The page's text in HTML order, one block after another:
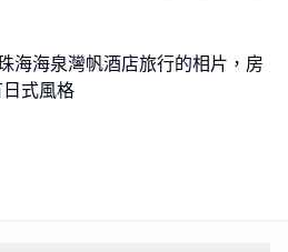
海海泉灣帆酒店旅行的相片，房